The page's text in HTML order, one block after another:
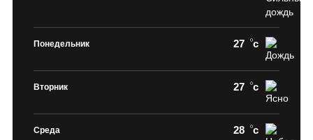
Понедельник 27 c
Вторник 27 c
Среда 28 c